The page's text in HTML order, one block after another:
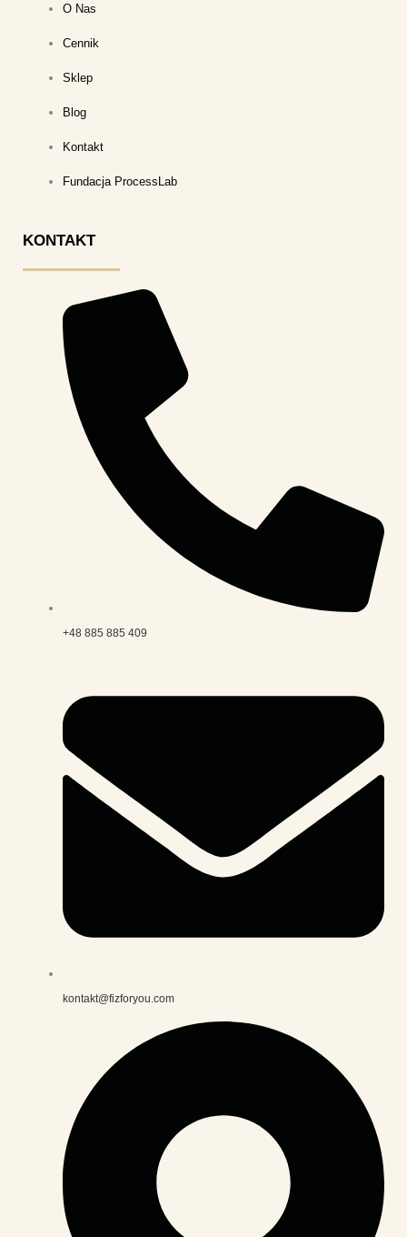
O Nas
Cennik
Sklep
Blog
Kontakt
Fundacja ProcessLab
KONTAKT
+48 885 885 409
kontakt@fizforyou.com